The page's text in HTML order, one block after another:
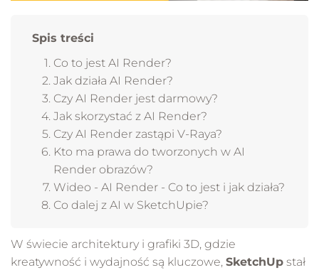
Spis treści
Co to jest AI Render?
Jak działa AI Render?
Czy AI Render jest darmowy?
Jak skorzystać z AI Render?
Czy AI Render zastąpi V-Raya?
Kto ma prawa do tworzonych w AI
Render obrazów?
Wideo - AI Render - Co to jest i jak działa?
Co dalej z AI w SketchUpie?
W świecie architektury i grafiki 3D, gdzie
kreatywność i wydajność są kluczowe, SketchUp stał